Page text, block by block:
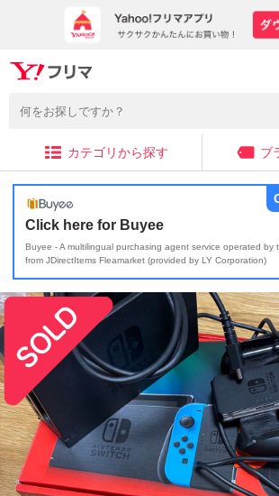
カテゴリから探す ブ
Click here for Buyee
Buyee - A multilingual purchasing agent service operated by
from JDirectItems Fleamarket (provided by LY Corporation)